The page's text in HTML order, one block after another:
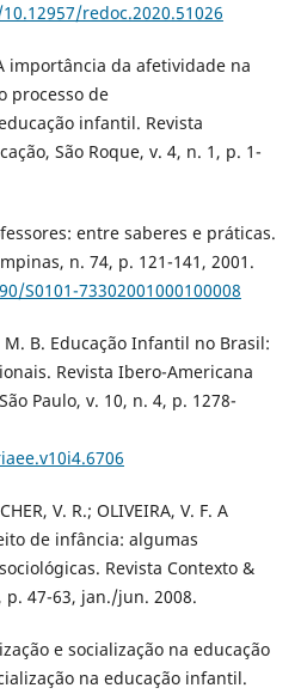
redoc.2020.51026
importância da afetividade na
processo de
infantil. Revista
São Roque, v. 4, n. 1, p. 1-
entre saberes e práticas.
n. 74, p. 121-141, 2001.
S0101-73302001000100008
M. B. Educação Infantil no Brasil:
Revista Ibero-Americana
Paulo, v. 10, n. 4, p. 1278-
V. R.; OLIVEIRA, V. F. A
de infância: algumas
Revista Contexto &
p. 47-63, jan./jun. 2008.
e socialização na educação
na educação infantil.